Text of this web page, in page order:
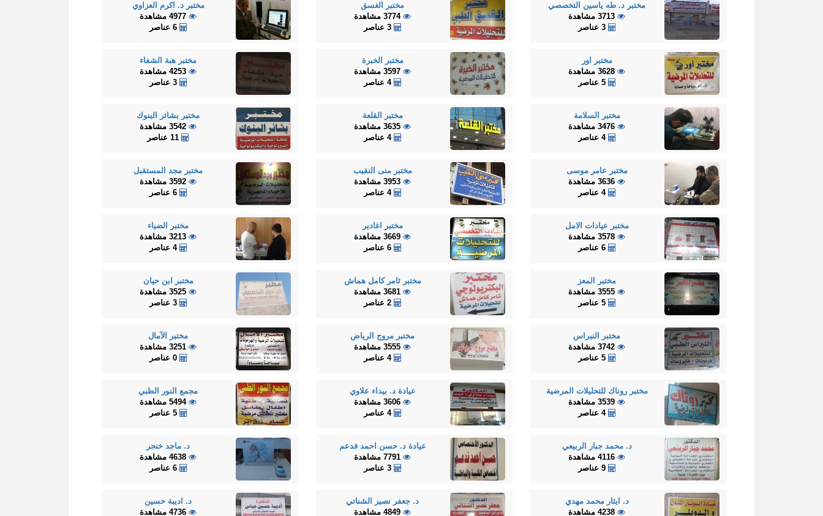
مختبر د. طه ياسين التخصصي
3713 مشاهدة
3 عناصر
مختبر الغسق
3774 مشاهدة
3 عناصر
مختبر د. اكرم العزاوي
4977 مشاهدة
6 عناصر
مختبر اور
3628 مشاهدة
5 عناصر
مختبر الخبرة
3597 مشاهدة
4 عناصر
مختبر هبة الشفاء
4253 مشاهدة
3 عناصر
مختبر السلامة
3476 مشاهدة
4 عناصر
مختبر القلعة
3635 مشاهدة
4 عناصر
مختبر بشائر البنوك
3542 مشاهدة
مختبر عامر موسى
3636 مشاهدة
4 عناصر
مختبر منى النقيب
3953 مشاهدة
4 عناصر
مختبر مجد المستقبل
3592 مشاهدة
6 عناصر
مختبر عيادات الامل
3578 مشاهدة
6 عناصر
مختبر اغادير
3669 مشاهدة
6 عناصر
مختبر الضياء
3213 مشاهدة
4 عناصر
مختبر المعز
3555 مشاهدة
5 عناصر
مختبر ثامر كامل هماش
3681 مشاهدة
2 عناصر
مختبر ابن حيان
3525 مشاهدة
3 عناصر
مختبر النبراس
3742 مشاهدة
5 عناصر
مختبر مروج الرياض
3555 مشاهدة
4 عناصر
مختبر الآمال
3251 مشاهدة
0 عناصر
مختبر روناك للتحليلات المرضية
3539 مشاهدة
4 عناصر
عيادة د. بيداء علاوي
3606 مشاهدة
4 عناصر
مجمع النور الطبي
5494 مشاهدة
5 عناصر
د. محمد جبار الربيعي
4116 مشاهدة
9 عناصر
عيادة د. حسن احمد فدعم
7791 مشاهدة
3 عناصر
د. ماجد خنجر
4638 مشاهدة
6 عناصر
د. ايثار محمد مهدي
4238 مشاهدة
د. جعفر نصير الشناتي
4849 مشاهدة
د. اديبة حسين
4736 مشاهدة